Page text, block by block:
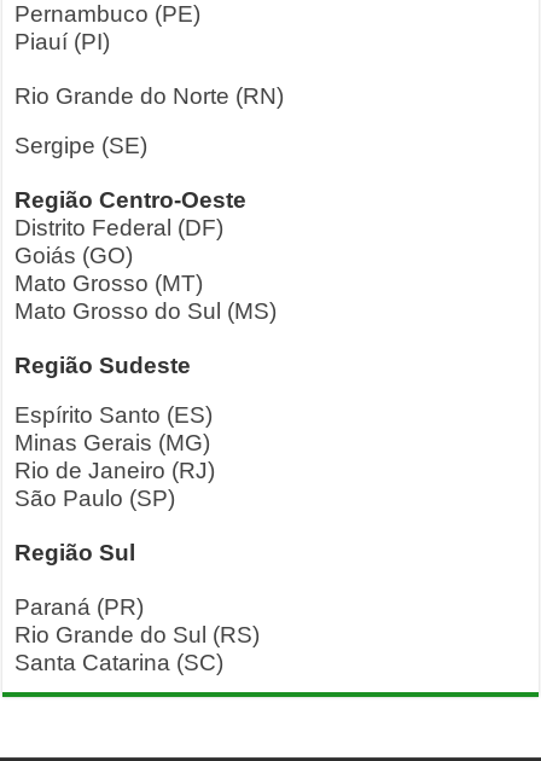
Pernambuco (PE)
Piauí (PI)
Rio Grande do Norte (RN)
Sergipe (SE)
Região Centro-Oeste
Distrito Federal (DF)
Goiás (GO)
Mato Grosso (MT)
Mato Grosso do Sul (MS)
Região Sudeste
Espírito Santo (ES)
Minas Gerais (MG)
Rio de Janeiro (RJ)
São Paulo (SP)
Região Sul
Paraná (PR)
Rio Grande do Sul (RS)
Santa Catarina (SC)